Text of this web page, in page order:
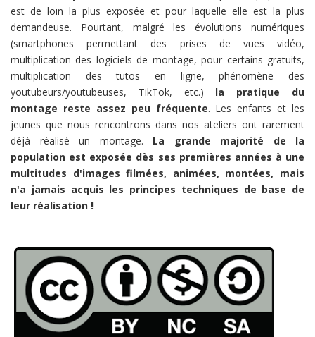
est de loin la plus exposée et pour laquelle elle est la plus
demandeuse. Pourtant, malgré les évolutions numériques
(smartphones permettant des prises de vues vidéo,
multiplication des logiciels de montage, pour certains gratuits,
multiplication des tutos en ligne, phénomène des
youtubeurs/youtubeuses, TikTok, etc.) la pratique du
montage reste assez peu fréquente. Les enfants et les
jeunes que nous rencontrons dans nos ateliers ont rarement
déjà réalisé un montage. La grande majorité de la
population est exposée dès ses premières années à une
multitudes d'images filmées, animées, montées, mais
n'a jamais acquis les principes techniques de base de
leur réalisation !